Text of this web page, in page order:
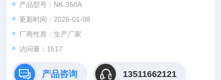
产品型号：NK-350A
更新时间：2026-01-08
厂商性质：生产厂家
访问量：1517
产品咨询 13511662121